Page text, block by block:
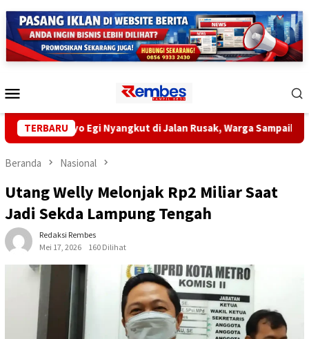
ke
konten
Mobile
TERBARU
Egi Nyangkut di Jalan Rusak, Warga Sampaikan Aspirasi
Beranda Nasional
Utang Welly Melonjak Rp2 Miliar Saat
Jadi Sekda Lampung Tengah
Redaksi Rembes
Mei 17, 2026
160 Dilihat